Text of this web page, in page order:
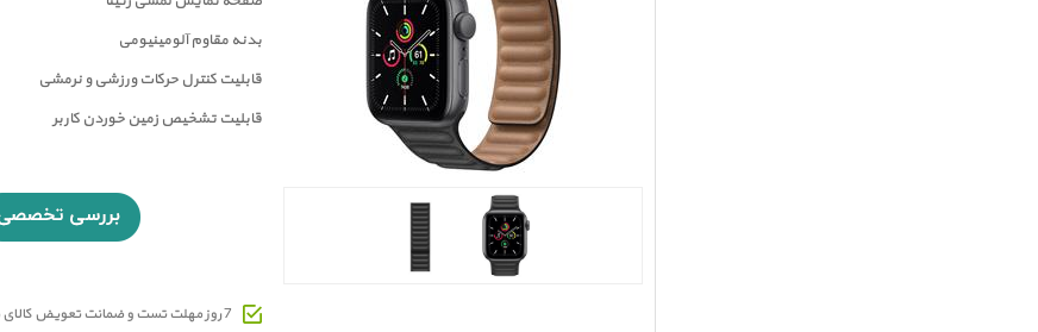
بدنه مقاوم آلومینیومی
قابلیت کنترل حرکات ورزشی و نرمشی
قابليت تشخيص زمين خوردن کاربر
7 روز مهلت تست و ضمانت تعویض کالای معیوب